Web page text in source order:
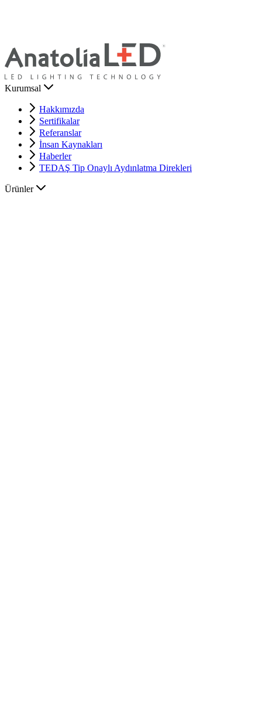
Kurumsal
Hakkımızda
Sertifikalar
Referanslar
İnsan Kaynakları
Haberler
TEDAŞ Tip Onaylı Aydınlatma Direkleri
Ürünler